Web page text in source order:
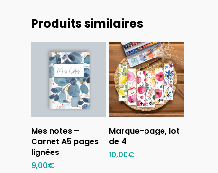
Produits similaires
Ajouter au
panier
Mes notes –
Carnet A5 pages
lignées
9,00€
Sélectionner
des options
Marque-page, lot
de 4
10,00€